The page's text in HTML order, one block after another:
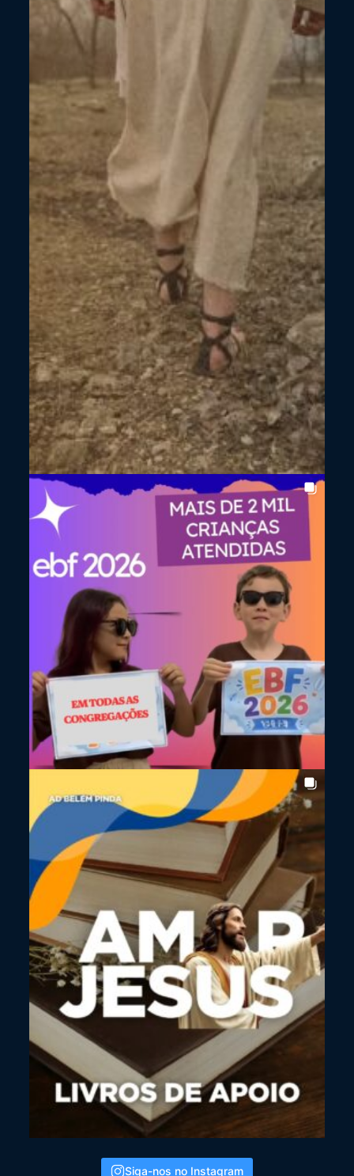
Siga-nos no Instagram